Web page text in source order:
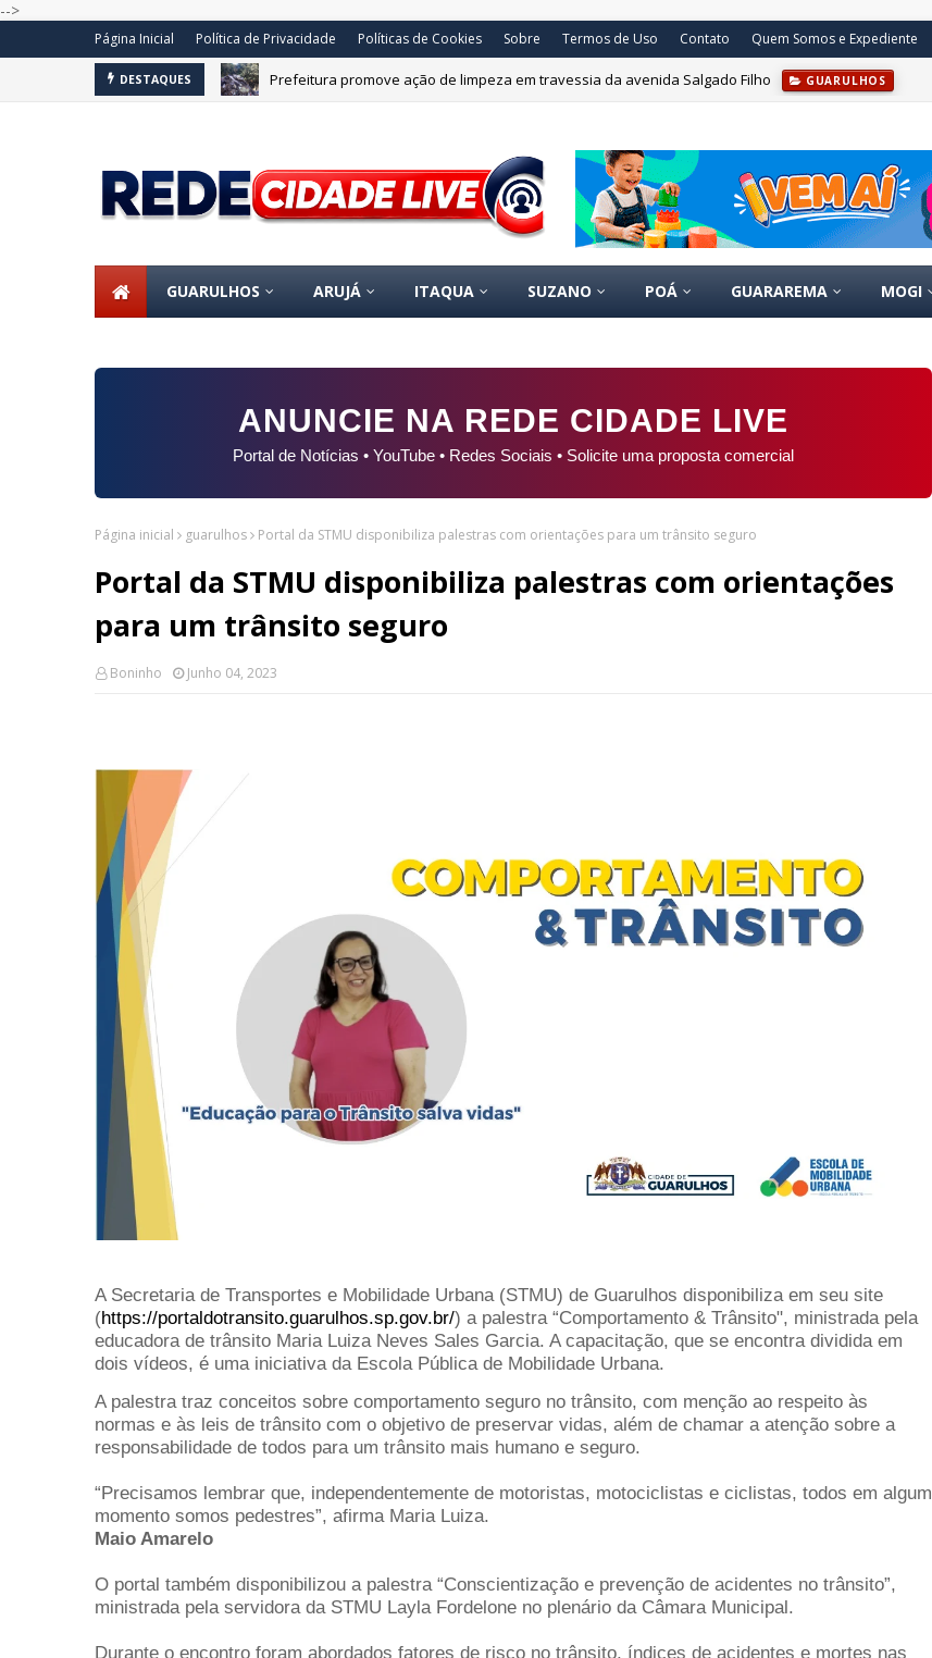
-->
Página Inicial Política de Privacidade Políticas de Cookies Sobre Termos de Uso Contato Quem Somos e Expediente
DESTAQUES Prefeitura promove ação de limpeza em travessia da avenida Salgado Filho GUARULHOS
GUARULHOS ARUJÁ ITAQUA SUZANO POÁ GUARAREMA MOGI
ANUNCIE NA REDE CIDADE LIVE
Portal de Notícias • YouTube • Redes Sociais • Solicite uma proposta comercial
Página inicial guarulhos Portal da STMU disponibiliza palestras com orientações para um trânsito seguro
Portal da STMU disponibiliza palestras com orientações
para um trânsito seguro
Boninho Junho 04, 2023
A Secretaria de Transportes e Mobilidade Urbana (STMU) de Guarulhos disponibiliza em seu site
(https://portaldotransito.guarulhos.sp.gov.br/) a palestra “Comportamento & Trânsito", ministrada pela
educadora de trânsito Maria Luiza Neves Sales Garcia. A capacitação, que se encontra dividida em
dois vídeos, é uma iniciativa da Escola Pública de Mobilidade Urbana.
A palestra traz conceitos sobre comportamento seguro no trânsito, com menção ao respeito às
normas e às leis de trânsito com o objetivo de preservar vidas, além de chamar a atenção sobre a
responsabilidade de todos para um trânsito mais humano e seguro.
“Precisamos lembrar que, independentemente de motoristas, motociclistas e ciclistas, todos em algum
momento somos pedestres”, afirma Maria Luiza.
Maio Amarelo
O portal também disponibilizou a palestra “Conscientização e prevenção de acidentes no trânsito”,
ministrada pela servidora da STMU Layla Fordelone no plenário da Câmara Municipal.
Durante o encontro foram abordados fatores de risco no trânsito, índices de acidentes e mortes nas